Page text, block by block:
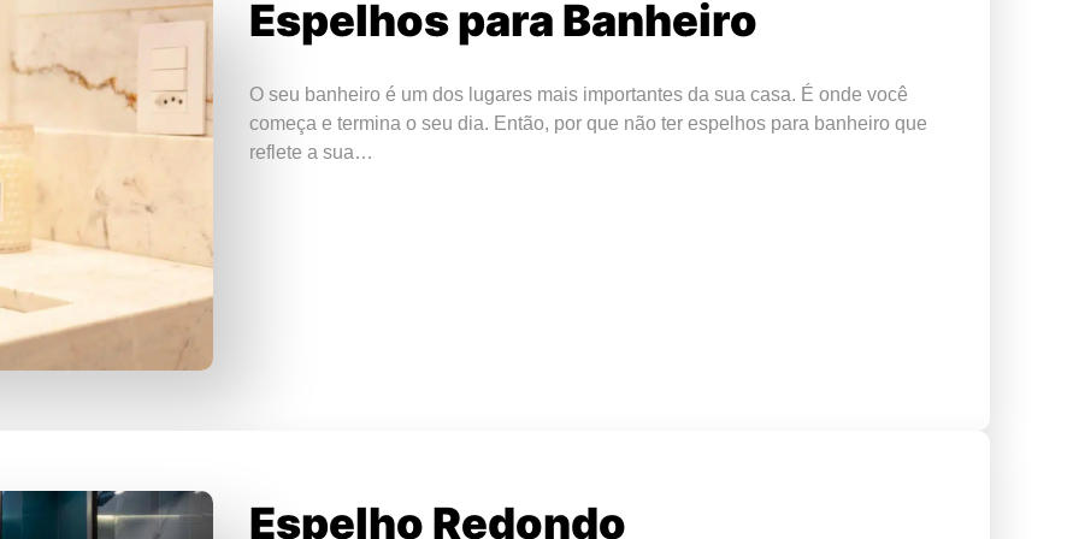
Espelhos para Banheiro
O seu banheiro é um dos lugares mais importantes da sua casa. É onde você
começa e termina o seu dia. Então, por que não ter espelhos para banheiro que
reflete a sua…
Espelho Redondo